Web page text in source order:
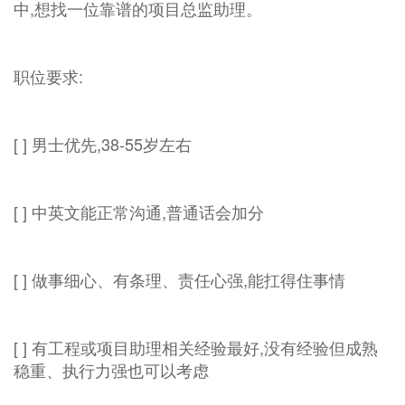
中,想找一位靠谱的项目总监助理。
职位要求:
[ ] 男士优先,38-55岁左右
[ ] 中英文能正常沟通,普通话会加分
[ ] 做事细心、有条理、责任心强,能扛得住事情
[ ] 有工程或项目助理相关经验最好,没有经验但成熟
稳重、执行力强也可以考虑